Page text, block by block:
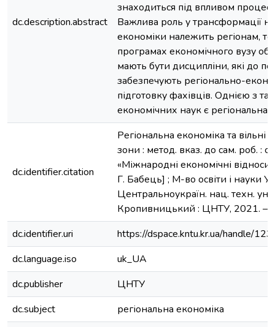
dc.description.abstract
знаходиться під впливом
Важлива роль у трансформації
економіки належить регіонам,
програмах економічного вузу
мають бути дисципліни, які до
забезпечують регіонально-
підготовку фахівців. Однією з
економічних наук є регіональна
dc.identifier.citation
Регіональна економіка та вільні
зони : метод. вказ. до сам. роб. :
«Міжнародні економічні
Г. Бабець] ; М-во освіти і науки
Центральноукраїн. нац. техн. ун-
Кропивницький : ЦНТУ, 2021. –
dc.identifier.uri
https://dspace.kntu.kr.ua/handle/
dc.language.iso
uk_UA
dc.publisher
ЦНТУ
dc.subject
регіональна економіка